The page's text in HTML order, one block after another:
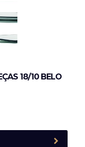
18/10 BELO